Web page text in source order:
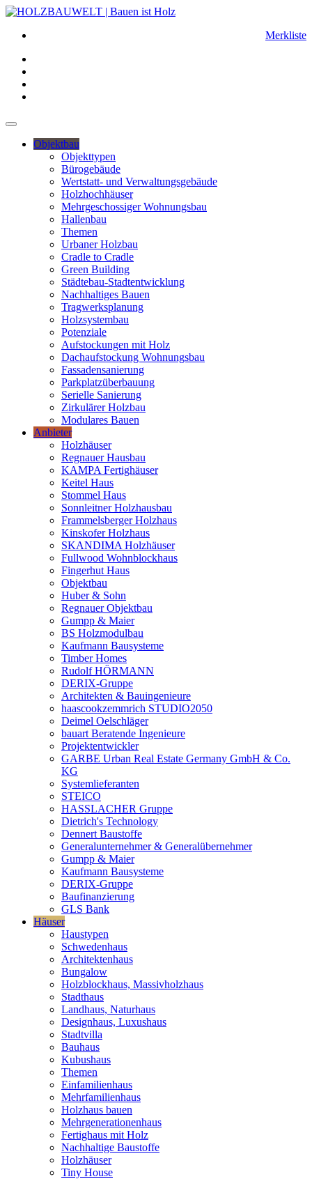
Merkliste
Objektbau
Objekttypen
Bürogebäude
Wertstatt- und Verwaltungsgebäude
Holzhochhäuser
Mehrgeschossiger Wohnungsbau
Hallenbau
Themen
Urbaner Holzbau
Cradle to Cradle
Green Building
Städtebau-Stadtentwicklung
Nachhaltiges Bauen
Tragwerksplanung
Holzsystembau
Potenziale
Aufstockungen mit Holz
Dachaufstockung Wohnungsbau
Fassadensanierung
Parkplatzüberbauung
Serielle Sanierung
Zirkulärer Holzbau
Modulares Bauen
Anbieter
Holzhäuser
Regnauer Hausbau
KAMPA Fertighäuser
Keitel Haus
Stommel Haus
Sonnleitner Holzhausbau
Frammelsberger Holzhaus
Kinskofer Holzhaus
SKANDIMA Holzhäuser
Fullwood Wohnblockhaus
Fingerhut Haus
Objektbau
Huber & Sohn
Regnauer Objektbau
Gumpp & Maier
BS Holzmodulbau
Kaufmann Bausysteme
Timber Homes
Rudolf HÖRMANN
DERIX-Gruppe
Architekten & Bauingenieure
haascookzemmrich STUDIO2050
Deimel Oelschläger
bauart Beratende Ingenieure
Projektentwickler
GARBE Urban Real Estate Germany GmbH & Co.
KG
Systemlieferanten
STEICO
HASSLACHER Gruppe
Dietrich's Technology
Dennert Baustoffe
Generalunternehmer & Generalübernehmer
Gumpp & Maier
Kaufmann Bausysteme
DERIX-Gruppe
Baufinanzierung
GLS Bank
Häuser
Haustypen
Schwedenhaus
Architektenhaus
Bungalow
Holzblockhaus, Massivholzhaus
Stadthaus
Landhaus, Naturhaus
Designhaus, Luxushaus
Stadtvilla
Bauhaus
Kubushaus
Themen
Einfamilienhaus
Mehrfamilienhaus
Holzhaus bauen
Mehrgenerationenhaus
Fertighaus mit Holz
Nachhaltige Baustoffe
Holzhäuser
Tiny House